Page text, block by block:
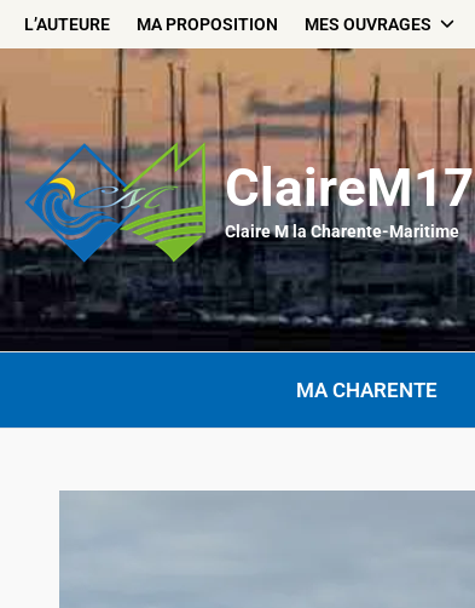
SkipL’AUTEURE MA PROPOSITION MES OUVRAGES
ClaireM17
Claire M la Charente-Maritime
MA CHARENTE